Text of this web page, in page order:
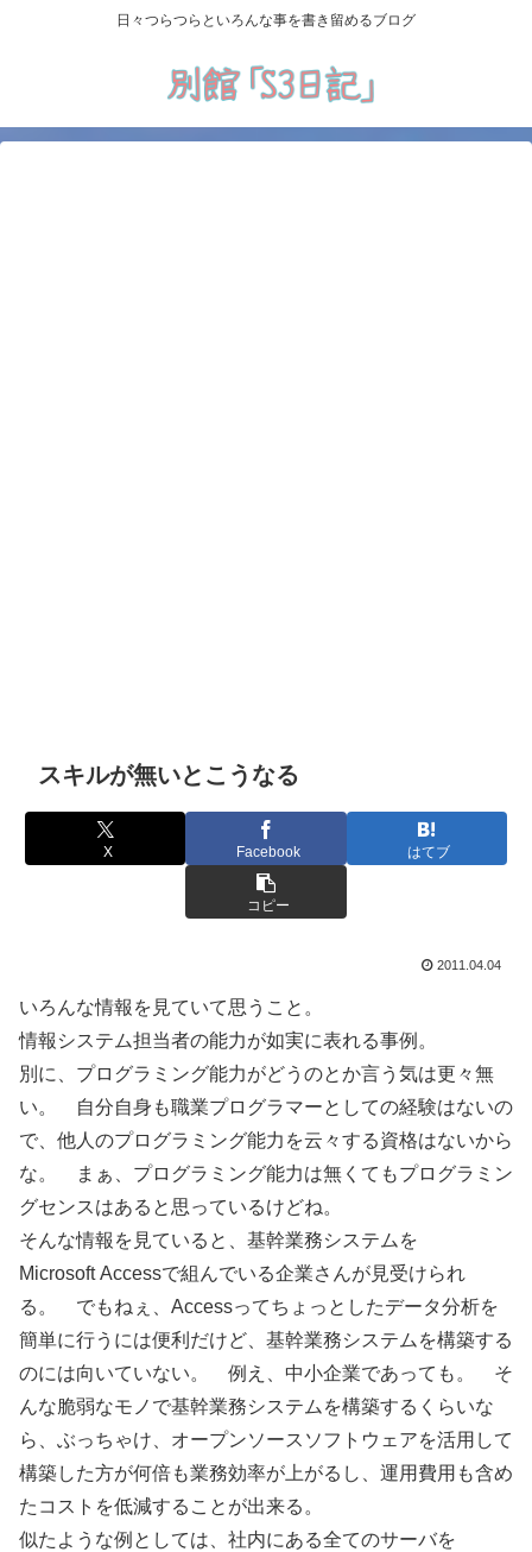
日々つらつらといろんな事を書き留めるブログ
スキルが無いとこうなる
X Facebook はてブ
コピー
2011.04.04
いろんな情報を見ていて思うこと。
情報システム担当者の能力が如実に表れる事例。
別に、プログラミング能力がどうのとか言う気は更々無
い。 自分自身も職業プログラマーとしての経験はないの
で、他人のプログラミング能力を云々する資格はないから
な。 まぁ、プログラミング能力は無くてもプログラミン
グセンスはあると思っているけどね。
そんな情報を見ていると、基幹業務システムを
Microsoft Accessで組んでいる企業さんが見受けられ
る。 でもねぇ、Accessってちょっとしたデータ分析を
簡単に行うには便利だけど、基幹業務システムを構築する
のには向いていない。 例え、中小企業であっても。 そ
んな脆弱なモノで基幹業務システムを構築するくらいな
ら、ぶっちゃけ、オープンソースソフトウェアを活用して
構築した方が何倍も業務効率が上がるし、運用費用も含め
たコストを低減することが出来る。
似たような例としては、社内にある全てのサーバを